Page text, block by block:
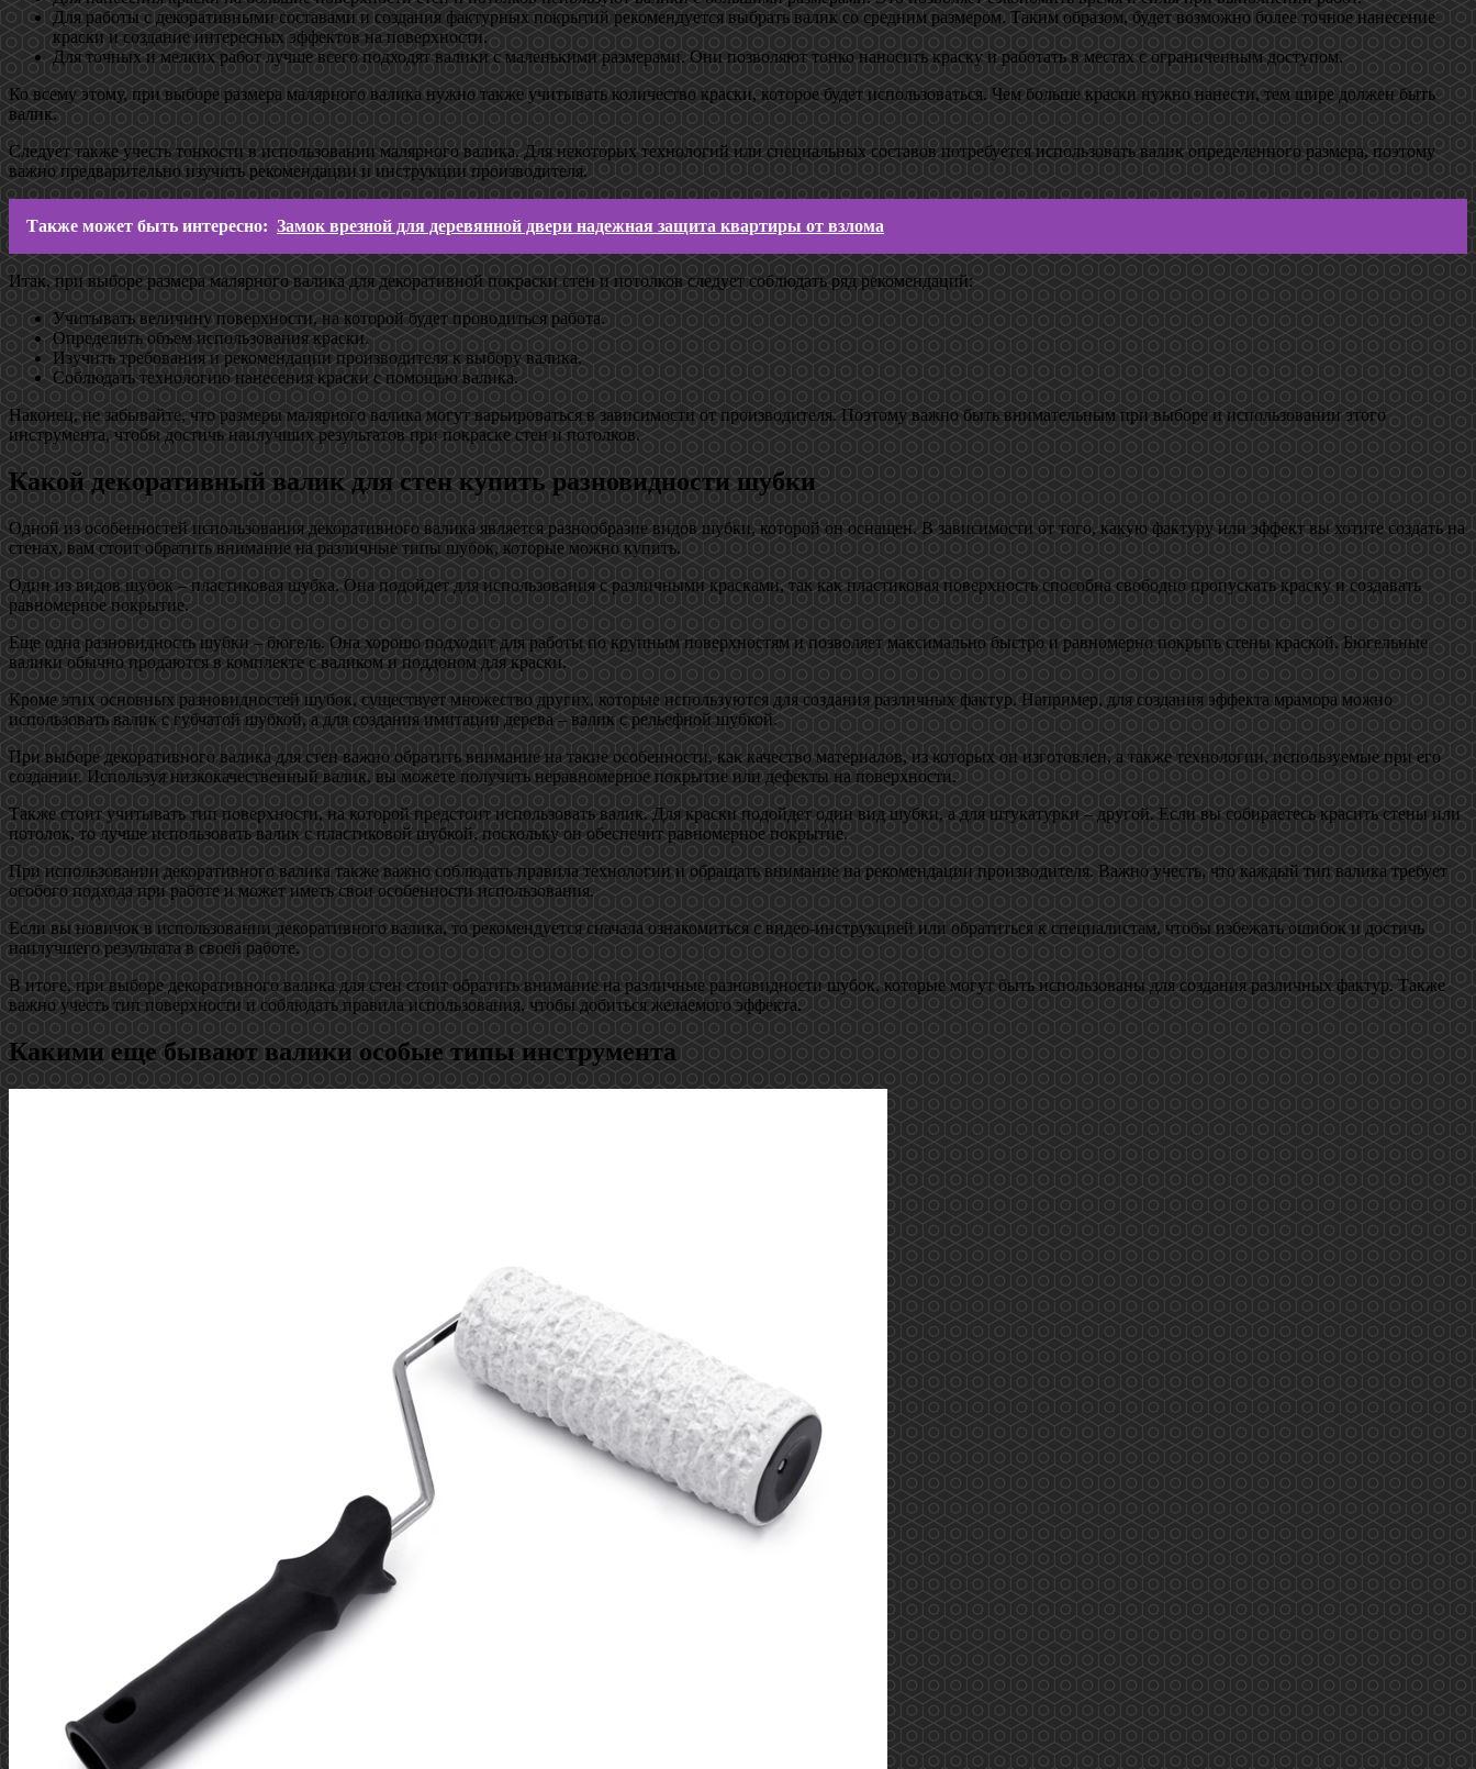
Для работы с декоративными составами и создания фактурных покрытий рекомендуется выбрать валик со средним размером. Таким образом, будет возможно более точное нанесение
краски и создание интересных эффектов на поверхности.
Для точных и мелких работ лучше всего подходят валики с маленькими размерами. Они позволяют тонко наносить краску и работать в местах с ограниченным доступом.
Ко всему этому, при выборе размера малярного валика нужно также учитывать количество краски, которое будет использоваться. Чем больше краски нужно нанести, тем шире должен быть
валик.
Следует также учесть тонкости в использовании малярного валика. Для некоторых технологий или специальных составов потребуется использовать валик определенного размера, поэтому
важно предварительно изучить рекомендации и инструкции производителя.
Также может быть интересно: Замок врезной для деревянной двери надежная защита квартиры от взлома
Итак, при выборе размера малярного валика для декоративной покраски стен и потолков следует соблюдать ряд рекомендаций:
Учитывать величину поверхности, на которой будет проводиться работа.
Определить объем использования краски.
Изучить требования и рекомендации производителя к выбору валика.
Соблюдать технологию нанесения краски с помощью валика.
Наконец, не забывайте, что размеры малярного валика могут варьироваться в зависимости от производителя. Поэтому важно быть внимательным при выборе и использовании этого
инструмента, чтобы достичь наилучших результатов при покраске стен и потолков.
Какой декоративный валик для стен купить разновидности шубки
Одной из особенностей использования декоративного валика является разнообразие видов шубки, которой он оснащен. В зависимости от того, какую фактуру или эффект вы хотите создать на
стенах, вам стоит обратить внимание на различные типы шубок, которые можно купить.
Один из видов шубок – пластиковая шубка. Она подойдет для использования с различными красками, так как пластиковая поверхность способна свободно пропускать краску и создавать
равномерное покрытие.
Еще одна разновидность шубки – бюгель. Она хорошо подходит для работы по крупным поверхностям и позволяет максимально быстро и равномерно покрыть стены краской. Бюгельные
валики обычно продаются в комплекте с валиком и поддоном для краски.
Кроме этих основных разновидностей шубок, существует множество других, которые используются для создания различных фактур. Например, для создания эффекта мрамора можно
использовать валик с губчатой шубкой, а для создания имитации дерева – валик с рельефной шубкой.
При выборе декоративного валика для стен важно обратить внимание на такие особенности, как качество материалов, из которых он изготовлен, а также технологии, используемые при его
создании. Используя низкокачественный валик, вы можете получить неравномерное покрытие или дефекты на поверхности.
Также стоит учитывать тип поверхности, на которой предстоит использовать валик. Для краски подойдет один вид шубки, а для штукатурки – другой. Если вы собираетесь красить стены или
потолок, то лучше использовать валик с пластиковой шубкой, поскольку он обеспечит равномерное покрытие.
При использовании декоративного валика также важно соблюдать правила технологии и обращать внимание на рекомендации производителя. Важно учесть, что каждый тип валика требует
особого подхода при работе и может иметь свои особенности использования.
Если вы новичок в использовании декоративного валика, то рекомендуется сначала ознакомиться с видео-инструкцией или обратиться к специалистам, чтобы избежать ошибок и достичь
наилучшего результата в своей работе.
В итоге, при выборе декоративного валика для стен стоит обратить внимание на различные разновидности шубок, которые могут быть использованы для создания различных фактур. Также
важно учесть тип поверхности и соблюдать правила использования, чтобы добиться желаемого эффекта.
Какими еще бывают валики особые типы инструмента